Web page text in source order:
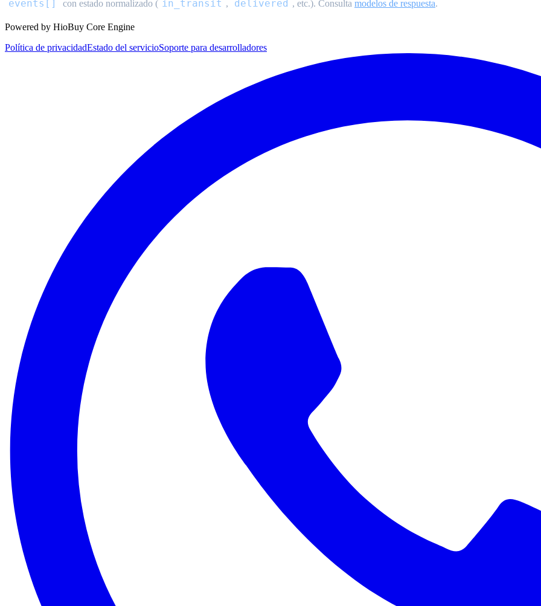
events[] con estado normalizado ( in_transit , delivered , etc.). Consulta modelos de respuesta.
Powered by HioBuy Core Engine
Política de privacidadEstado del servicioSoporte para desarrolladores